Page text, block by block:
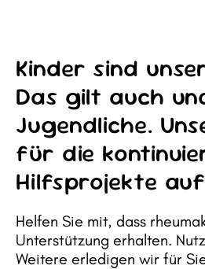
Kinder sind
Das gilt auch
Jugendliche.
für die
Hilfsprojekte
Helfen Sie mit, dass
Unterstützung erhalten.
Weitere erledigen wir für